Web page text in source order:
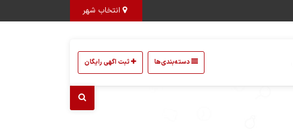
انتخاب شهر
دسته‌بندی‌ها ثبت اگهی رایگان